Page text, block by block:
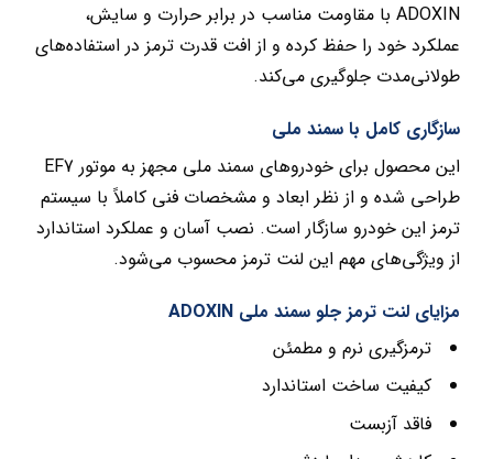
ADOXIN با مقاومت مناسب در برابر حرارت و سایش،
عملکرد خود را حفظ کرده و از افت قدرت ترمز در استفاده‌های
طولانی‌مدت جلوگیری می‌کند.
سازگاری کامل با سمند ملی
این محصول برای خودروهای سمند ملی مجهز به موتور EF7
طراحی شده و از نظر ابعاد و مشخصات فنی کاملاً با سیستم
ترمز این خودرو سازگار است. نصب آسان و عملکرد استاندارد
از ویژگی‌های مهم این لنت ترمز محسوب می‌شود.
مزایای لنت ترمز جلو سمند ملی ADOXIN
ترمزگیری نرم و مطمئن
کیفیت ساخت استاندارد
فاقد آزبست